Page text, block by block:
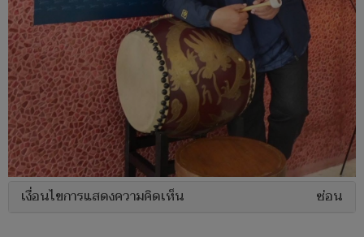
เงื่อนไขการแสดงความคิดเห็น ซ่อน